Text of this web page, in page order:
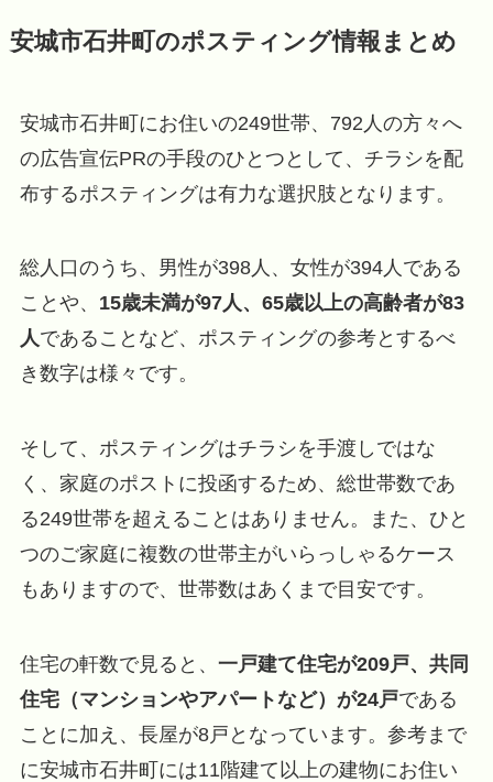
安城市石井町のポスティング情報まとめ
安城市石井町にお住いの249世帯、792人の方々へ
の広告宣伝PRの手段のひとつとして、チラシを配
布するポスティングは有力な選択肢となります。
総人口のうち、男性が398人、女性が394人である
ことや、 15歳未満が97人、65歳以上の高齢者が83
人であることなど、ポスティングの参考とするべ
き数字は様々です。
そして、ポスティングはチラシを手渡しではな
く、家庭のポストに投函するため、総世帯数であ
る249世帯を超えることはありません。また、ひと
つのご家庭に複数の世帯主がいらっしゃるケース
もありますので、世帯数はあくまで目安です。
住宅の軒数で見ると、 一戸建て住宅が209戸、共同
住宅（マンションやアパートなど）が24戸である
ことに加え、長屋が8戸となっています。参考まで
に安城市石井町には11階建て以上の建物にお住い